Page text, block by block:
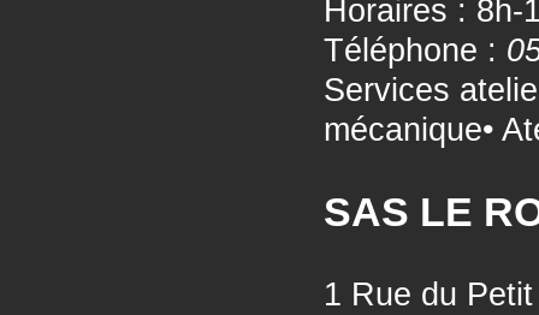
Horaires : 8h-
Téléphone :
Services
mécanique•
SAS LE
1 Rue du